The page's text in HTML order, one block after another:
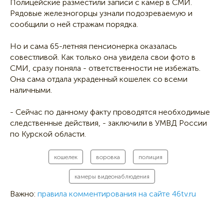
Полицейские разместили записи с камер в СМИ.
Рядовые железногорцы узнали подозреваемую и
сообщили о ней стражам порядка.
Но и сама 65-летняя пенсионерка оказалась
совестливой. Как только она увидела свои фото в
СМИ, сразу поняла - ответственности не избежать.
Она сама отдала украденный кошелек со всеми
наличными.
- Сейчас по данному факту проводятся необходимые
следственные действия, - заключили в УМВД России
по Курской области.
кошелек воровка полиция
камеры видеонаблюдения
Важно: правила комментирования на сайте 46tv.ru